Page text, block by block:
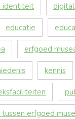
identiteit
educatie
erfgoed
kennis
erfgoed